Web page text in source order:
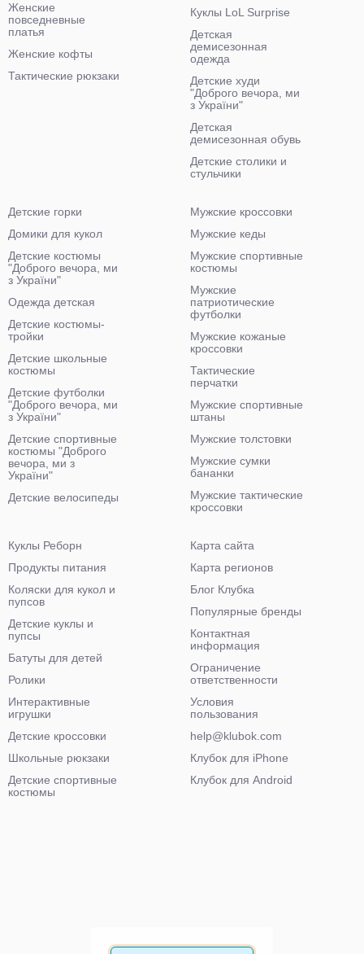
Женские
повседневные
платья
Женские кофты
Тактические рюкзаки
Куклы LoL Surprise
Детская
демисезонная
одежда
Детские худи
"Доброго вечора, ми
з України"
Детская
демисезонная обувь
Детские столики и
стульчики
Детские горки
Домики для кукол
Детские костюмы
"Доброго вечора, ми
з України"
Одежда детская
Детские костюмы-
тройки
Детские школьные
костюмы
Детские футболки
"Доброго вечора, ми
з України"
Детские спортивные
костюмы "Доброго
вечора, ми з
України"
Детские велосипеды
Мужские кроссовки
Мужские кеды
Мужские спортивные
костюмы
Мужские
патриотические
футболки
Мужские кожаные
кроссовки
Тактические
перчатки
Мужские спортивные
штаны
Мужские толстовки
Мужские сумки
бананки
Мужские тактические
кроссовки
Куклы Реборн
Продукты питания
Коляски для кукол и
пупсов
Детские куклы и
пупсы
Батуты для детей
Ролики
Интерактивные
игрушки
Детские кроссовки
Школьные рюкзаки
Детские спортивные
костюмы
Карта сайта
Карта регионов
Блог Клубка
Популярные бренды
Контактная
информация
Ограничение
ответственности
Условия
пользования
help@klubok.com
Клубок для iPhone
Клубок для Android